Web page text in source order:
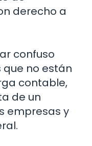
derecho a
confuso
no están
contable,
de un
empresas y